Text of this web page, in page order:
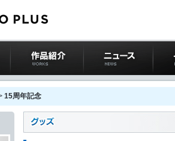
作品紹介 ニュース イベ
15周年記念